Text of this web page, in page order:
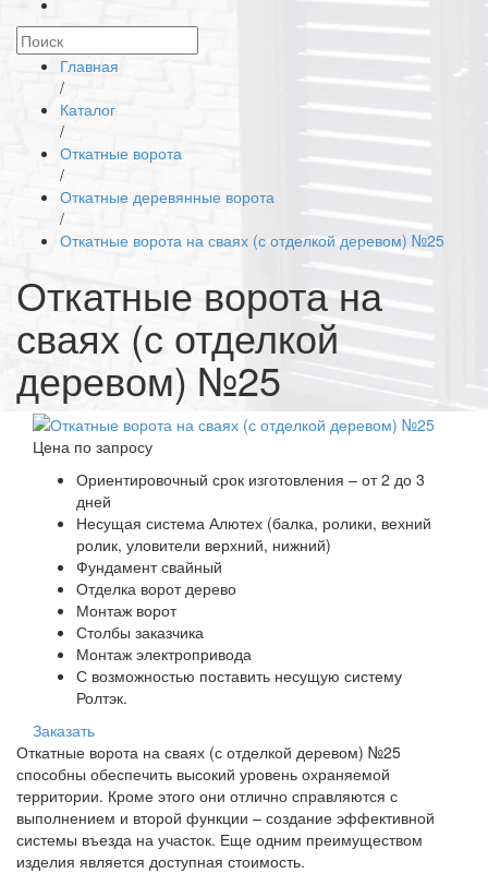
Главная
/
Каталог
/
Откатные ворота
/
Откатные деревянные ворота
/
Откатные ворота на сваях (с отделкой деревом) №25
Откатные ворота на
сваях (с отделкой
деревом) №25
Цена по запросу
Ориентировочный срок изготовления – от 2 до 3
дней
Несущая система Алютех (балка, ролики, вехний
ролик, уловители верхний, нижний)
Фундамент свайный
Отделка ворот дерево
Монтаж ворот
Столбы заказчика
Монтаж электропривода
С возможностью поставить несущую систему
Ролтэк.
Заказать
Откатные ворота на сваях (с отделкой деревом) №25
способны обеспечить высокий уровень охраняемой
территории. Кроме этого они отлично справляются с
выполнением и второй функции – создание эффективной
системы въезда на участок. Еще одним преимуществом
изделия является доступная стоимость.